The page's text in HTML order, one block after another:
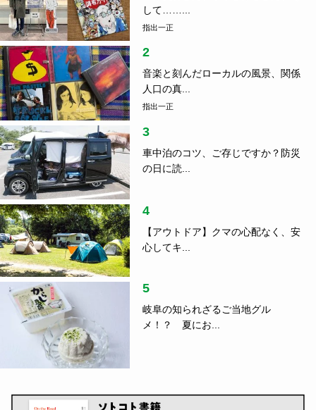
して……...
指出一正
2
音楽と刻んだローカルの風景、関係
人口の真...
指出一正
3
車中泊のコツ、ご存じですか？防災
の日に読...
4
【アウトドア】クマの心配なく、安
心してキ...
5
岐阜の知られざるご当地グル
メ！？ 夏にお...